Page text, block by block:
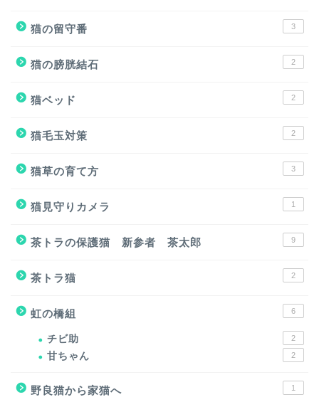
猫の留守番 3
猫の膀胱結石 2
猫ベッド 2
猫毛玉対策 2
猫草の育て方 3
猫見守りカメラ 1
茶トラの保護猫 新参者 茶太郎 9
茶トラ猫 2
虹の橋組 6
チビ助 2
甘ちゃん 2
野良猫から家猫へ 1